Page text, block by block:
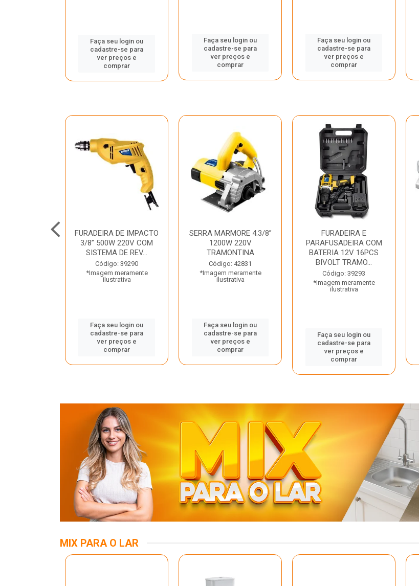
Faça seu login ou
cadastre-se para
ver preços e
comprar
Faça seu login ou
cadastre-se para
ver preços e
comprar
Faça seu login ou
cadastre-se para
ver preços e
comprar
FURADEIRA DE IMPACTO
3/8” 500W 220V COM
SISTEMA DE REV...
Código: 39290
*Imagem meramente
ilustrativa
Faça seu login ou
cadastre-se para
ver preços e
comprar
SERRA MARMORE 4.3/8”
1200W 220V
TRAMONTINA
Código: 42831
*Imagem meramente
ilustrativa
Faça seu login ou
cadastre-se para
ver preços e
comprar
FURADEIRA E
PARAFUSADEIRA COM
BATERIA 12V 16PCS
BIVOLT TRAMO...
Código: 39293
*Imagem meramente
ilustrativa
Faça seu login ou
cadastre-se para
ver preços e
comprar
MIX PARA O LAR